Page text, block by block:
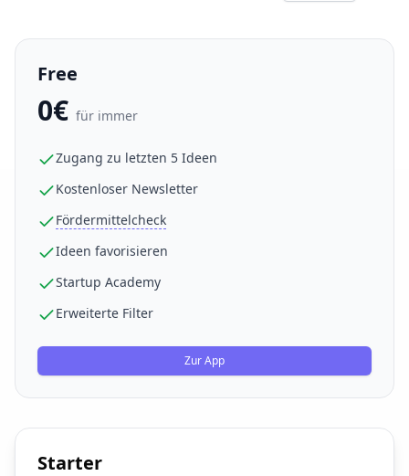
Free
0€ für immer
Zugang zu letzten 5 Ideen
Kostenloser Newsletter
Fördermittelcheck
Ideen favorisieren
Startup Academy
Erweiterte Filter
Zur App
Starter